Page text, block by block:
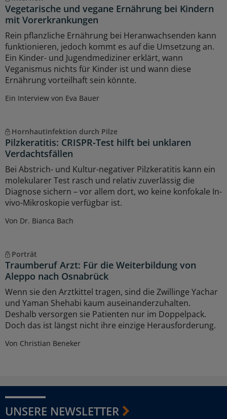
Vegetarische und vegane Ernährung bei Kindern
mit Vorerkrankungen
Rein pflanzliche Ernährung bei Heranwachsenden kann
funktionieren, jedoch kommt es auf die Umsetzung an.
Ein Kinder- und Jugendmediziner erklärt, wann
Veganismus nichts für Kinder ist und wann diese
Ernährung vorteilhaft sein könnte.
Ein Interview von Eva Bauer
Hornhautinfektion durch Pilze
Pilzkeratitis: CRISPR-Test hilft bei unklaren
Verdachtsfällen
Bei Abstrich- und Kultur-negativer Pilzkeratitis kann ein
molekularer Test rasch und relativ zuverlässig die
Diagnose sichern – vor allem dort, wo keine konfokale In-
vivo-Mikroskopie verfügbar ist.
Von Dr. Bianca Bach
Porträt
Traumberuf Arzt: Für die Weiterbildung von
Aleppo nach Osnabrück
Wenn sie den Arztkittel tragen, sind die Zwillinge Yachar
und Yaman Shehabi kaum auseinanderzuhalten.
Deshalb versorgen sie Patienten nur im Doppelpack.
Doch das ist längst nicht ihre einzige Herausforderung.
Von Christian Beneker
UNSERE NEWSLETTER